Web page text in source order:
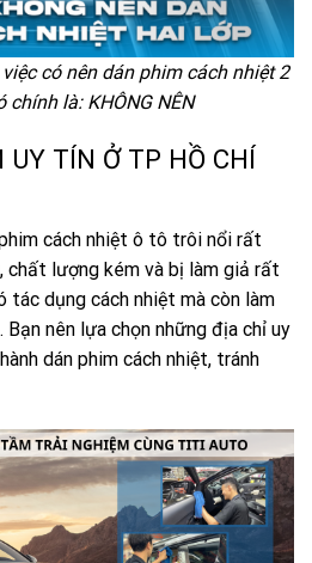
có nên dán phim cách nhiệt 2
chính là: KHÔNG NÊN
UY TÍN Ở TP HỒ CHÍ
cách nhiệt ô tô trôi nổi rất
chất lượng kém và bị làm giả rất
tác dụng cách nhiệt mà còn làm
nên lựa chọn những địa chỉ uy
dán phim cách nhiệt, tránh